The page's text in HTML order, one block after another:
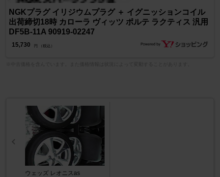
NGKプラグ イリジウムプラグ ＋ イグニッションコイル
出荷締切18時 カローラ ヴィッツ ポルテ ラクティス 汎用
DF5B-11A 90919-02247
15,730 円 （税込）
ウェッズ レオニスas